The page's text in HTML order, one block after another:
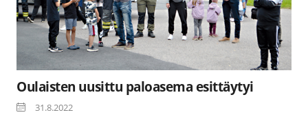
Oulaisten uusittu paloasema esittäytyi
31.8.2022